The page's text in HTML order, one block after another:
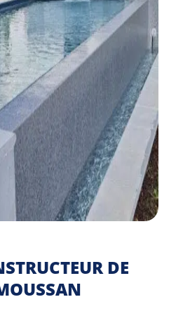
DE